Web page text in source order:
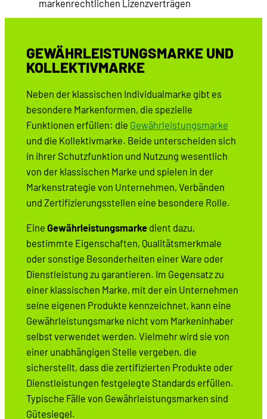
markenrechtlichen Lizenzverträgen
GEWÄHRLEISTUNGSMARKE UND
KOLLEKTIVMARKE
Neben der klassischen Individualmarke gibt es
besondere Markenformen, die spezielle
Funktionen erfüllen: die Gewährleistungsmarke
und die Kollektivmarke. Beide unterscheiden sich
in ihrer Schutzfunktion und Nutzung wesentlich
von der klassischen Marke und spielen in der
Markenstrategie von Unternehmen, Verbänden
und Zertifizierungsstellen eine besondere Rolle.
Eine Gewährleistungsmarke dient dazu,
bestimmte Eigenschaften, Qualitätsmerkmale
oder sonstige Besonderheiten einer Ware oder
Dienstleistung zu garantieren. Im Gegensatz zu
einer klassischen Marke, mit der ein Unternehmen
seine eigenen Produkte kennzeichnet, kann eine
Gewährleistungsmarke nicht vom Markeninhaber
selbst verwendet werden. Vielmehr wird sie von
einer unabhängigen Stelle vergeben, die
sicherstellt, dass die zertifizierten Produkte oder
Dienstleistungen festgelegte Standards erfüllen.
Typische Fälle von Gewährleistungsmarken sind
Gütesiegel.